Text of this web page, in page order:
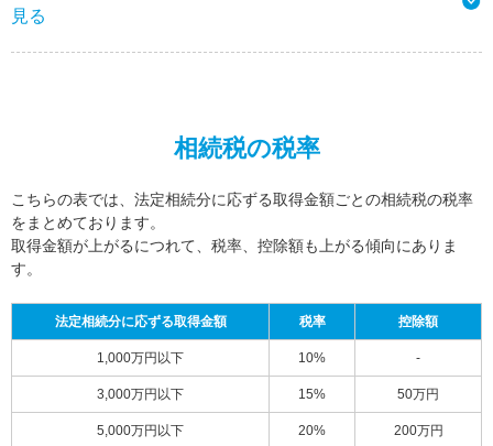
見る
相続税の税率
こちらの表では、法定相続分に応ずる取得金額ごとの相続税の税率
をまとめております。
取得金額が上がるにつれて、税率、控除額も上がる傾向にありま
す。
法定相続分に応ずる取得金額 税率 控除額
1,000万円以下 10% -
3,000万円以下 15% 50万円
5,000万円以下 20% 200万円